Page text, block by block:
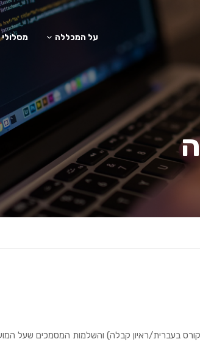
על המכללה מסלולי
בעברית/ראיון קבלה) והשלמות המסמכים שעל